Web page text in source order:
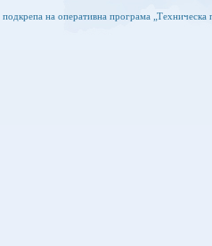
на оперативна програма